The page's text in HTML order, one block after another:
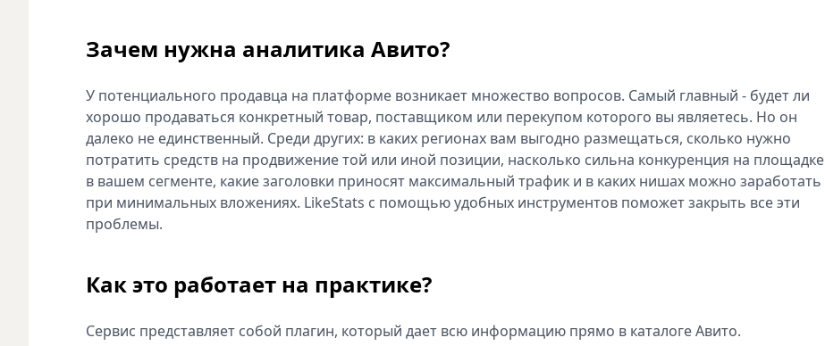
Зачем нужна аналитика Авито?
У потенциального продавца на платформе возникает множество вопросов. Самый главный - будет ли
хорошо продаваться конкретный товар, поставщиком или перекупом которого вы являетесь. Но он
далеко не единственный. Среди других: в каких регионах вам выгодно размещаться, сколько нужно
потратить средств на продвижение той или иной позиции, насколько сильна конкуренция на площадке
в вашем сегменте, какие заголовки приносят максимальный трафик и в каких нишах можно заработать
при минимальных вложениях. LikeStats с помощью удобных инструментов поможет закрыть все эти
проблемы.
Как это работает на практике?
Сервис представляет собой плагин, который дает всю информацию прямо в каталоге Авито.